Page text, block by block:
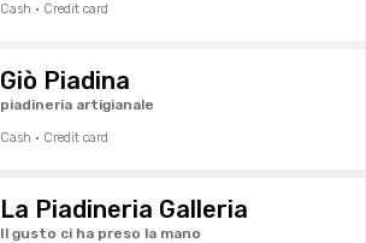
Cash · Credit card
Giò Piadina
piadineria artigianale
Cash · Credit card
La Piadineria Galleria
Il gusto ci ha preso la mano